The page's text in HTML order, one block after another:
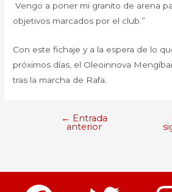
Vengo a poner mi granito de arena
objetivos marcados por el club.”
Con este fichaje y a la espera de lo
próximos días, el Oleoinnova
tras la marcha de Rafa.
← Entrada
anterior